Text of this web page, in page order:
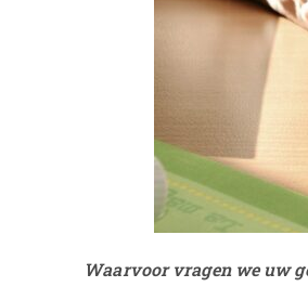
Waarvoor vragen we uw